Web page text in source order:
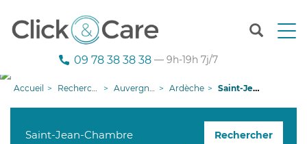
T
n
09 78 38 38 38 — 9h-19h 7j/7
Accueil Recherche aide à domicile Auvergne-Rhône-Alpes Ardèche Saint-Jean-Chambre
Rechercher